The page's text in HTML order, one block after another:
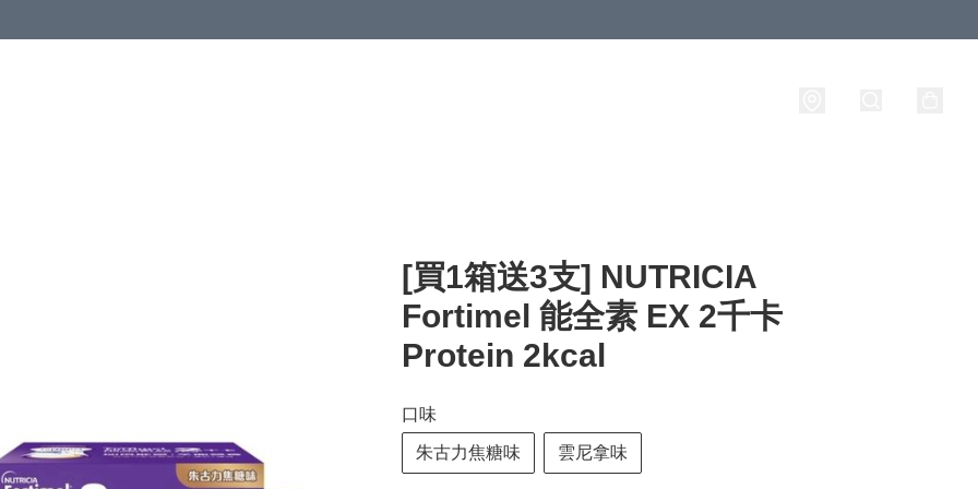
[買1箱送3支] NUTRICIA
Fortimel 能全素 EX 2千卡
Protein 2kcal
口味
朱古力焦糖味 雲尼拿味